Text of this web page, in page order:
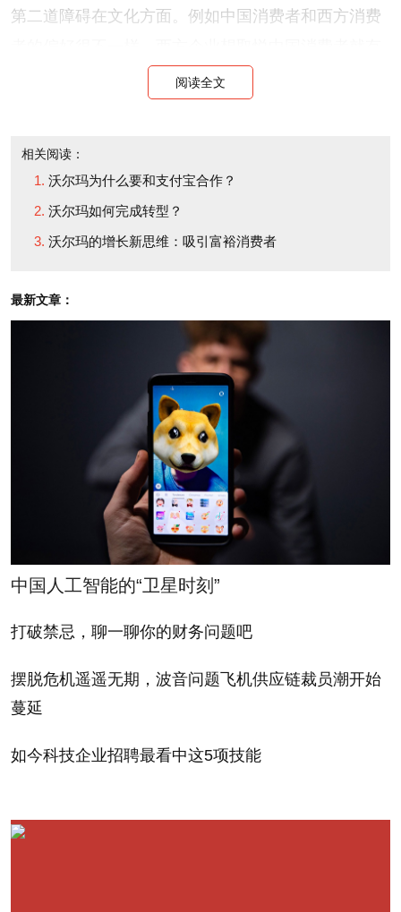
第二道障碍在文化方面。例如中国消费者和西方消费
络错综复杂，西方企业想处理好各方关系并不容易。
鉴于所有这些因素，通用电气的首席执行官杰夫•伊梅
尔特得出这一结论：“中国市场是很大，但很难下
沃尔玛就在征战中国的过程中收获了惨痛的教训。自
从1996年在深圳开设首家超市以来，沃尔玛一路困难
重重，体现出沃尔玛压根不了解中国的政治、经济和
首先，沃尔玛就不了解中国消费者和中国文化。和美
国不同，中国每个城市的消费者的需求差别很大。所
以，沃尔玛在25个省117个城市很难找到适合当地的
产品组合。因此，沃尔玛只能在全中国销售统一的核
心产品组合，结果压力很大。
而且，沃尔玛没能处理好同全国和地方政界的关系，
卷入了各种纠纷。中国政府还曾因违反地方和全国法
规对沃尔玛处以罚款，甚至迫使其因所谓的产品违规
玛也被迫认罚。
沃尔玛面临最大挑战还是经济方面。由于经济基础设
阅读全文
相关阅读：
沃尔玛为什么要和支付宝合作？
沃尔玛如何完成转型？
沃尔玛的增长新思维：吸引富裕消费者
最新文章：
中国人工智能的“卫星时刻”
打破禁忌，聊一聊你的财务问题吧
摆脱危机遥遥无期，波音问题飞机供应链裁员潮开始
蔓延
如今科技企业招聘最看中这5项技能